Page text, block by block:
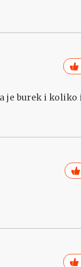
je burek i koliko